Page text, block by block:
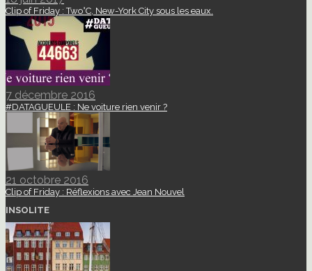
Clip of Friday : Two°C, New-York City sous les eaux.
7 décembre 2016
#DATAGUEULE : Ne voiture rien venir ?
21 octobre 2016
Clip of Friday : Réflexions avec Jean Nouvel
INSOLITE